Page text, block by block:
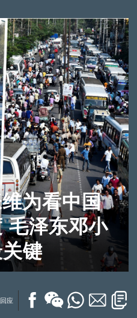
为看中国
毛泽东邓小
键
应